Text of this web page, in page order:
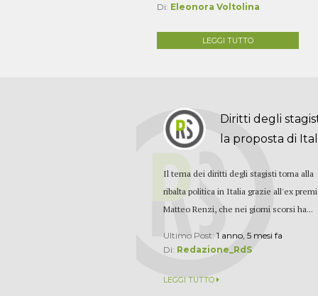
Di: Eleonora Voltolina
LEGGI TUTTO
Diritti degli
la proposta di
Il tema dei diritti degli stagisti torna alla
ribalta politica in Italia grazie all'ex
Matteo Renzi, che nei giorni scorsi ha...
Ultimo Post:1 anno, 5 mesi fa
Di: Redazione_RdS
LEGGI TUTTO